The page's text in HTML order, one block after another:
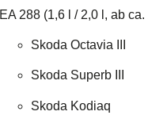
EA 288 (1,6 l / 2,0 l, ab
Skoda Octavia III
Skoda Superb III
Skoda Kodiaq